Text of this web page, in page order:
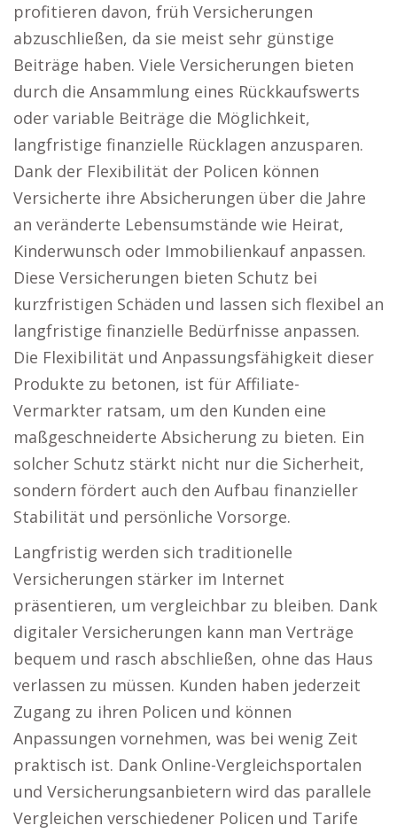
profitieren davon, früh Versicherungen
abzuschließen, da sie meist sehr günstige
Beiträge haben. Viele Versicherungen bieten
durch die Ansammlung eines Rückkaufswerts
oder variable Beiträge die Möglichkeit,
langfristige finanzielle Rücklagen anzusparen.
Dank der Flexibilität der Policen können
Versicherte ihre Absicherungen über die Jahre
an veränderte Lebensumstände wie Heirat,
Kinderwunsch oder Immobilienkauf anpassen.
Diese Versicherungen bieten Schutz bei
kurzfristigen Schäden und lassen sich flexibel an
langfristige finanzielle Bedürfnisse anpassen.
Die Flexibilität und Anpassungsfähigkeit dieser
Produkte zu betonen, ist für Affiliate-
Vermarkter ratsam, um den Kunden eine
maßgeschneiderte Absicherung zu bieten. Ein
solcher Schutz stärkt nicht nur die Sicherheit,
sondern fördert auch den Aufbau finanzieller
Stabilität und persönliche Vorsorge.
Langfristig werden sich traditionelle
Versicherungen stärker im Internet
präsentieren, um vergleichbar zu bleiben. Dank
digitaler Versicherungen kann man Verträge
bequem und rasch abschließen, ohne das Haus
verlassen zu müssen. Kunden haben jederzeit
Zugang zu ihren Policen und können
Anpassungen vornehmen, was bei wenig Zeit
praktisch ist. Dank Online-Vergleichsportalen
und Versicherungsanbietern wird das parallele
Vergleichen verschiedener Policen und Tarife